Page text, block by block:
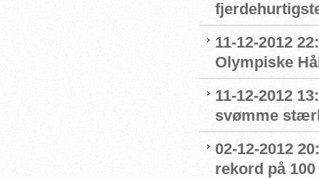
11-12-2012
Olympiske
11-12-2012
svømme
02-12-2012
rekord på